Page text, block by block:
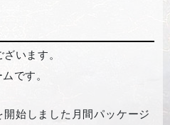
います。
です。
始しました月間パッケージ